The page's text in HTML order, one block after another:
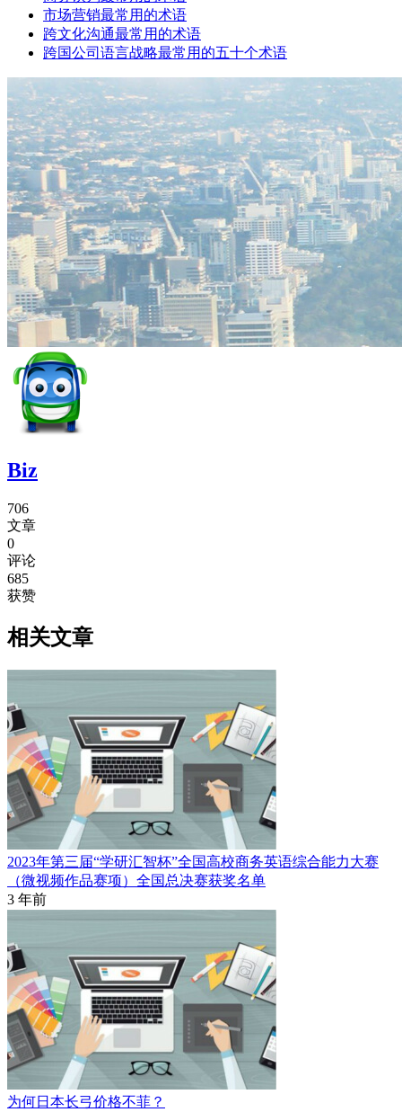
市场营销最常用的术语
跨文化沟通最常用的术语
跨国公司语言战略最常用的五十个术语
Biz
706
文章
0
评论
685
获赞
相关文章
2023年第三届“学研汇智杯”全国高校商务英语综合能力大赛
（微视频作品赛项）全国总决赛获奖名单
3 年前
为何日本长弓价格不菲？